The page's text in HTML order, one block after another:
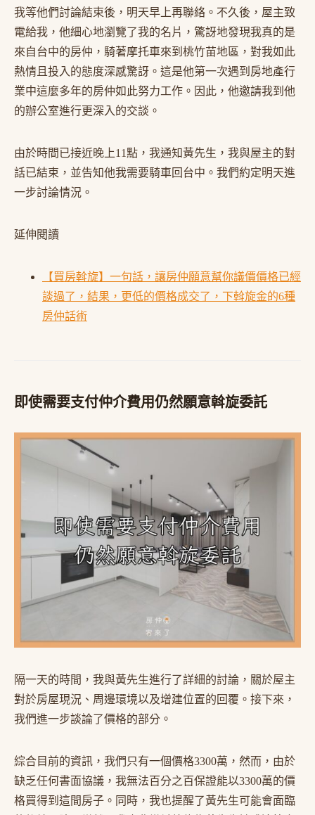
我等他們討論結束後，明天早上再聯絡。不久後，屋主致
電給我，他細心地瀏覽了我的名片，驚訝地發現我真的是
來自台中的房仲，騎著摩托車來到桃竹苗地區，對我如此
熱情且投入的態度深感驚訝。這是他第一次遇到房地產行
業中這麼多年的房仲如此努力工作。因此，他邀請我到他
的辦公室進行更深入的交談。
由於時間已接近晚上11點，我通知黃先生，我與屋主的對
話已結束，並告知他我需要騎車回台中。我們約定明天進
一步討論情況。
延伸閱讀
【買房斡旋】一句話，讓房仲願意幫你議價價格已經
談過了，結果，更低的價格成交了，下斡旋金的6種
房仲話術
即使需要支付仲介費用仍然願意斡旋委託
隔一天的時間，我與黃先生進行了詳細的討論，關於屋主
對於房屋現況、周邊環境以及增建位置的回覆。接下來，
我們進一步談論了價格的部分。
綜合目前的資訊，我們只有一個價格3300萬，然而，由於
缺乏任何書面協議，我無法百分之百保證能以3300萬的價
格買得到這間房子。同時，我也提醒了黃先生可能會面臨